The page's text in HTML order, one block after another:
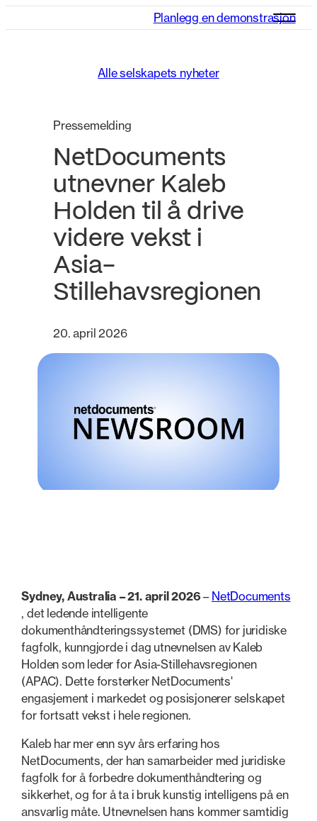
Planlegg en demonstrasjon
Alle selskapets nyheter
Pressemelding
NetDocuments
utnevner Kaleb
Holden til å drive
videre vekst i
Asia-
Stillehavsregionen
20. april 2026
Sydney, Australia – 21. april 2026 – NetDocuments
, det ledende intelligente
dokumenthåndteringssystemet (DMS) for juridiske
fagfolk, kunngjorde i dag utnevnelsen av Kaleb
Holden som leder for Asia-Stillehavsregionen
(APAC). Dette forsterker NetDocuments'
engasjement i markedet og posisjonerer selskapet
for fortsatt vekst i hele regionen.
Kaleb har mer enn syv års erfaring hos
NetDocuments, der han samarbeider med juridiske
fagfolk for å forbedre dokumenthåndtering og
sikkerhet, og for å ta i bruk kunstig intelligens på en
ansvarlig måte. Utnevnelsen hans kommer samtidig